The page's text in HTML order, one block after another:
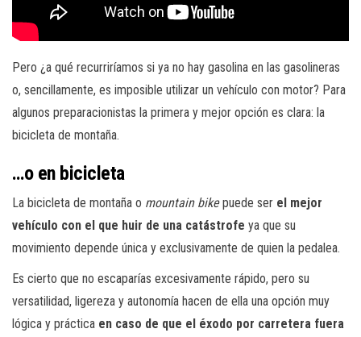
Pero ¿a qué recurriríamos si ya no hay gasolina en las gasolineras
o, sencillamente, es imposible utilizar un vehículo con motor? Para
algunos preparacionistas la primera y mejor opción es clara: la
bicicleta de montaña.
…o en bicicleta
La bicicleta de montaña o mountain bikepuede ser el mejor
vehículo con el que huir de una catástrofe ya que su
movimiento depende única y exclusivamente de quien la pedalea.
Es cierto que no escaparías excesivamente rápido, pero su
versatilidad, ligereza y autonomía hacen de ella una opción muy
lógica y práctica en caso de que el éxodo por carretera fuera